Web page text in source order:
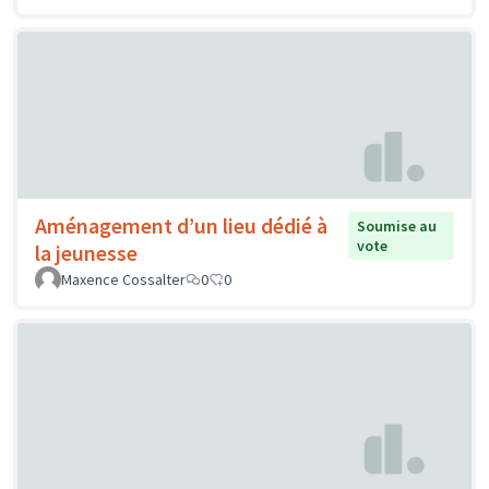
Aménagement d’un lieu dédié à
la jeunesse
Soumise au
vote
Maxence Cossalter
0 0